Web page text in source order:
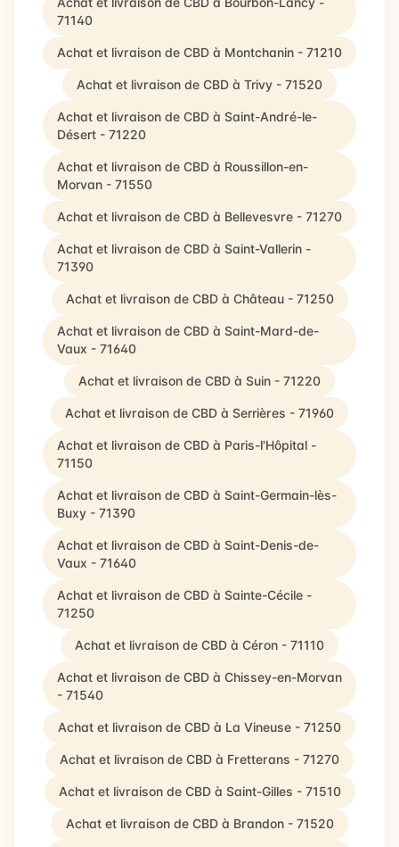
71140
Achat et livraison de CBD à Montchanin - 71210
Achat et livraison de CBD à Trivy - 71520
Achat et livraison de CBD à Saint-André-le-
Désert - 71220
Achat et livraison de CBD à Roussillon-en-
Morvan - 71550
Achat et livraison de CBD à Bellevesvre - 71270
Achat et livraison de CBD à Saint-Vallerin -
71390
Achat et livraison de CBD à Château - 71250
Achat et livraison de CBD à Saint-Mard-de-
Vaux - 71640
Achat et livraison de CBD à Suin - 71220
Achat et livraison de CBD à Serrières - 71960
Achat et livraison de CBD à Paris-l'Hôpital -
71150
Achat et livraison de CBD à Saint-Germain-lès-
Buxy - 71390
Achat et livraison de CBD à Saint-Denis-de-
Vaux - 71640
Achat et livraison de CBD à Sainte-Cécile -
71250
Achat et livraison de CBD à Céron - 71110
Achat et livraison de CBD à Chissey-en-Morvan
- 71540
Achat et livraison de CBD à La Vineuse - 71250
Achat et livraison de CBD à Fretterans - 71270
Achat et livraison de CBD à Saint-Gilles - 71510
Achat et livraison de CBD à Brandon - 71520